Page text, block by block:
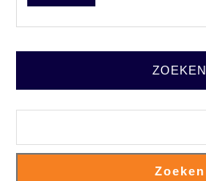
FULL
ZOEKEN
Zoeken